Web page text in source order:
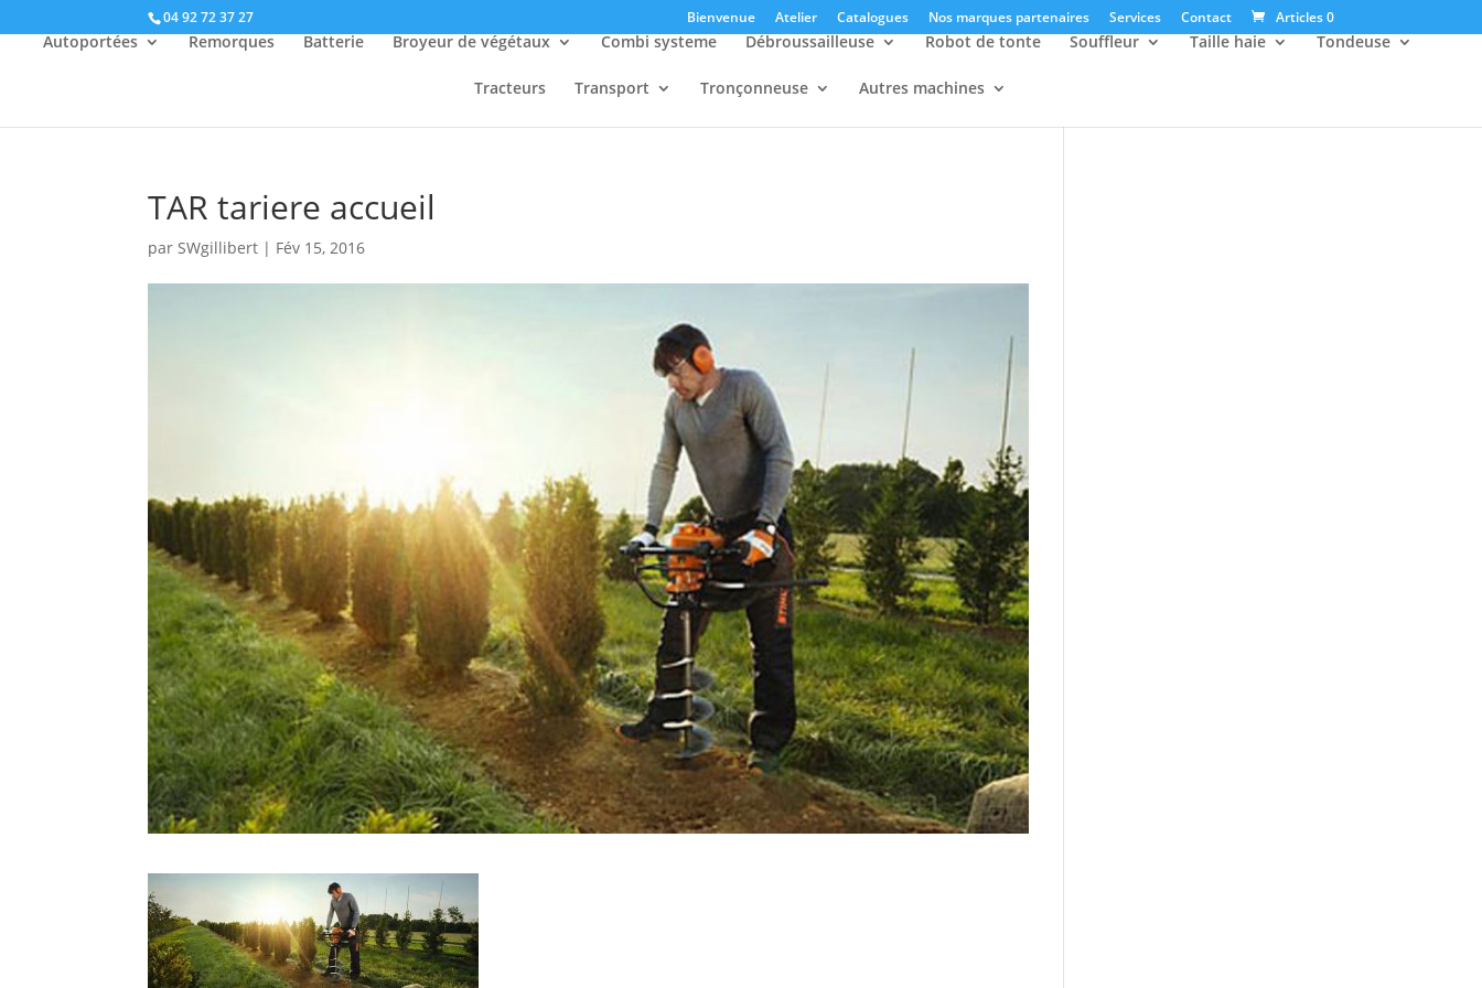
04 92 72 37 27 Bienvenue Atelier Catalogues Nos marques partenaires Services Contact Articles 0
Autoportées Remorques Batterie Broyeur de végétaux Combi systeme Débroussailleuse Robot de tonte Souffleur Taille haie Tondeuse
Tracteurs Transport Tronçonneuse Autres machines
TAR tariere accueil
parSWgillibert | Fév 15, 2016